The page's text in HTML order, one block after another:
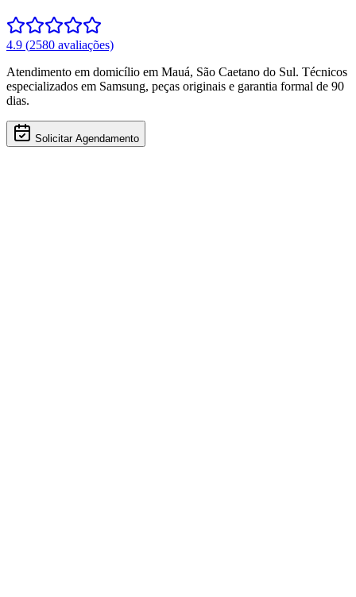
4.9 (2580 avaliações)
Atendimento em domicílio em Mauá, São Caetano do Sul. Técnicos
especializados em Samsung, peças originais e garantia formal de 90
dias.
Solicitar Agendamento